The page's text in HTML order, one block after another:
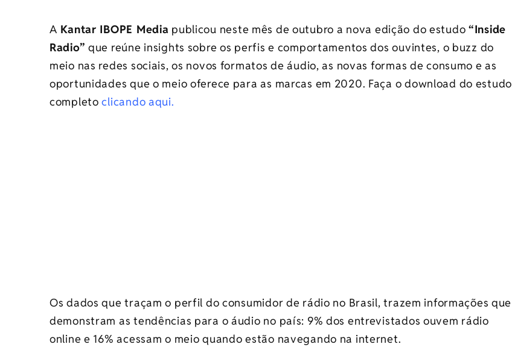
A Kantar IBOPE Media publicou neste mês de outubro a nova edição do estudo“Inside
Radio” que reúne insights sobre os perfis e comportamentos dos ouvintes, o buzz do
meio nas redes sociais, os novos formatos de áudio, as novas formas de consumo e as
oportunidades que o meio oferece para as marcas em 2020. Faça o download do estudo
completoclicando aqui.
Os dados que traçam o perfil do consumidor de rádio no Brasil, trazem informações que
demonstram as tendências para o áudio no país: 9% dos entrevistados ouvem rádio
online e 16% acessam o meio quando estão navegando na internet.